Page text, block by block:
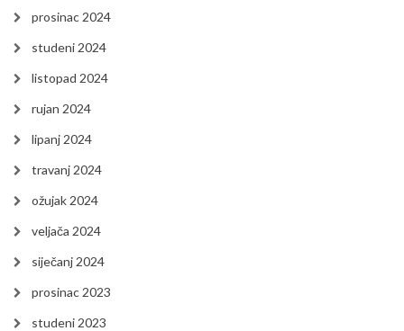
prosinac 2024
studeni 2024
listopad 2024
rujan 2024
lipanj 2024
travanj 2024
ožujak 2024
veljača 2024
siječanj 2024
prosinac 2023
studeni 2023